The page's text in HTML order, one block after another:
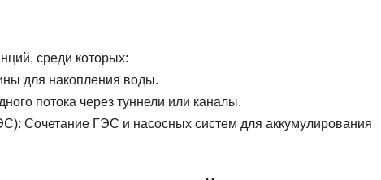
среди которых:
для накопления воды.
потока через туннели или каналы.
Сочетание ГЭС и насосных систем для аккумулирования